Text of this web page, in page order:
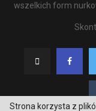
wszelkich form
Strona korzysta z